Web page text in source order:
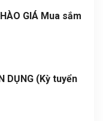
GIÁ Mua sắm
DỤNG (Kỳ tuyển